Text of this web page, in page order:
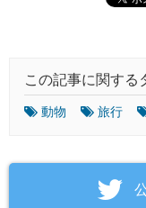
この記事に関する
動物 旅行